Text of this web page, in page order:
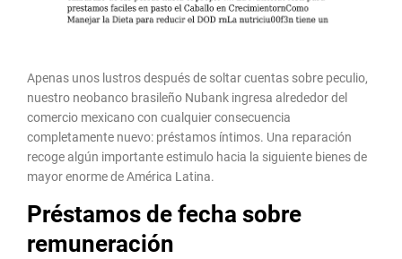
Apenas unos lustros después de soltar cuentas sobre peculio,
nuestro neobanco brasileño Nubank ingresa alrededor del
comercio mexicano con cualquier consecuencia
completamente nuevo: préstamos íntimos. Una reparación
recoge algún importante estimulo hacia la siguiente bienes de
mayor enorme de América Latina.
Préstamos de fecha sobre
remuneración